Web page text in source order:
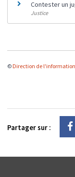
Contester un
Justice
© Direction de
Partager sur :